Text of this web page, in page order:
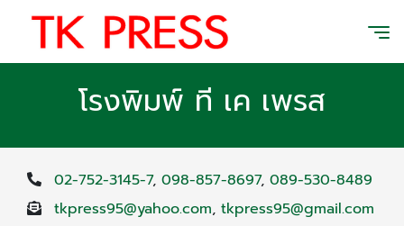
โรงพิมพ์ ที เค เพรส
02-752-3145-7, 098-857-8697, 089-530-8489
tkpress95@yahoo.com, tkpress95@gmail.com